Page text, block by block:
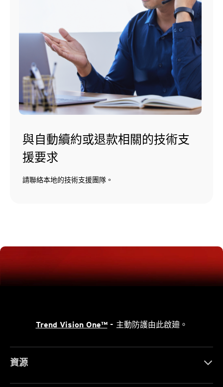
與自動續約或退款相關的技術支
援要求
請聯絡本地的技術支援團隊。
Trend Vision One™- 主動防護由此啟廸。
資源